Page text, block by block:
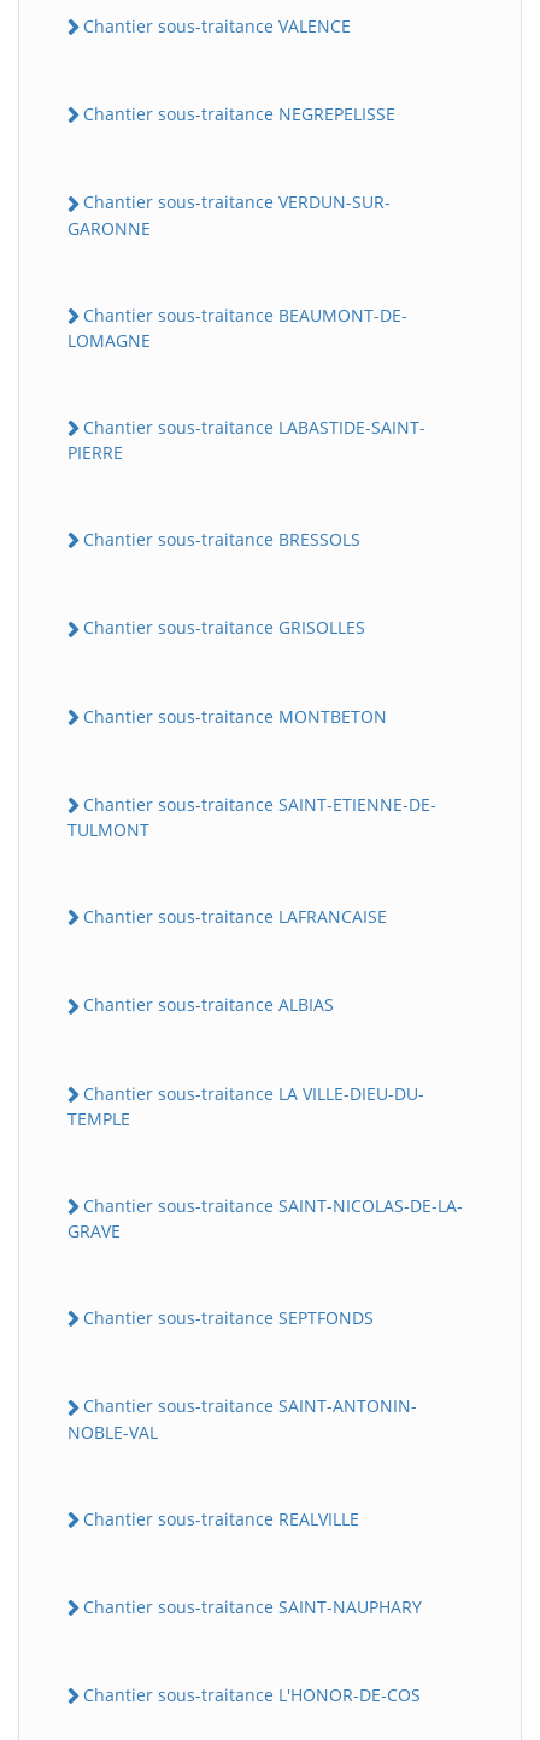
Chantier sous-traitance VALENCE
Chantier sous-traitance NEGREPELISSE
Chantier sous-traitance VERDUN-SUR-
GARONNE
Chantier sous-traitance BEAUMONT-DE-
LOMAGNE
Chantier sous-traitance LABASTIDE-SAINT-
PIERRE
Chantier sous-traitance BRESSOLS
Chantier sous-traitance GRISOLLES
Chantier sous-traitance MONTBETON
Chantier sous-traitance SAINT-ETIENNE-DE-
TULMONT
Chantier sous-traitance LAFRANCAISE
Chantier sous-traitance ALBIAS
Chantier sous-traitance LA VILLE-DIEU-DU-
TEMPLE
Chantier sous-traitance SAINT-NICOLAS-DE-LA-
GRAVE
Chantier sous-traitance SEPTFONDS
Chantier sous-traitance SAINT-ANTONIN-
NOBLE-VAL
Chantier sous-traitance REALVILLE
Chantier sous-traitance SAINT-NAUPHARY
Chantier sous-traitance L'HONOR-DE-COS